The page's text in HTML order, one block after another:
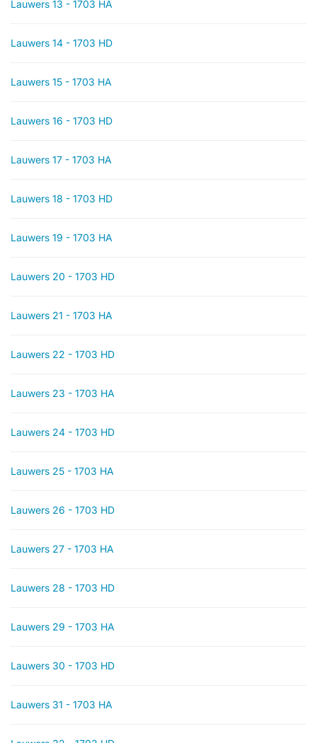
Lauwers 13 - 1703 HA
Lauwers 14 - 1703 HD
Lauwers 15 - 1703 HA
Lauwers 16 - 1703 HD
Lauwers 17 - 1703 HA
Lauwers 18 - 1703 HD
Lauwers 19 - 1703 HA
Lauwers 20 - 1703 HD
Lauwers 21 - 1703 HA
Lauwers 22 - 1703 HD
Lauwers 23 - 1703 HA
Lauwers 24 - 1703 HD
Lauwers 25 - 1703 HA
Lauwers 26 - 1703 HD
Lauwers 27 - 1703 HA
Lauwers 28 - 1703 HD
Lauwers 29 - 1703 HA
Lauwers 30 - 1703 HD
Lauwers 31 - 1703 HA